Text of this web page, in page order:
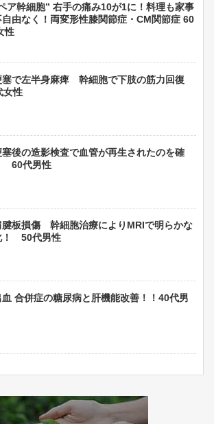
ア幹細胞” 右手の痛み10が1に！料理も家事
自由なく！両変形性膝関節症・CM関節症 60
性
塞で左半身麻痺 幹細胞で下肢の筋力回復
女性
塞後の造影検査で血管が再生されたのを確
60代男性
腱板損傷 幹細胞治療によりMRIで明らかな
！ 50代男性
血 合併症の糖尿病と肝機能改善！！40代男